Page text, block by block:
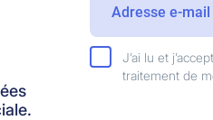
J’ai lu et
traitement de